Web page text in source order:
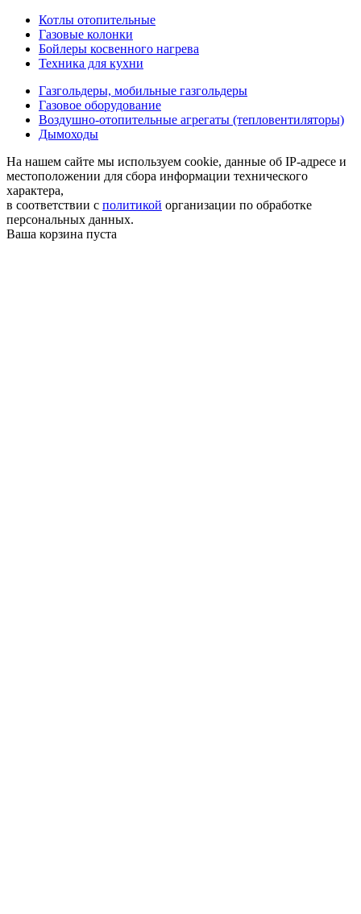
Котлы отопительные
Газовые колонки
Бойлеры косвенного нагрева
Техника для кухни
Газгольдеры, мобильные газгольдеры
Газовое оборудование
Воздушно-отопительные агрегаты (тепловентиляторы)
Дымоходы
На нашем сайте мы используем cookie, данные об IP-адресе и
местоположении для сбора информации технического
характера,
в соответствии с политикой организации по обработке
персональных данных.
Ваша корзина пуста